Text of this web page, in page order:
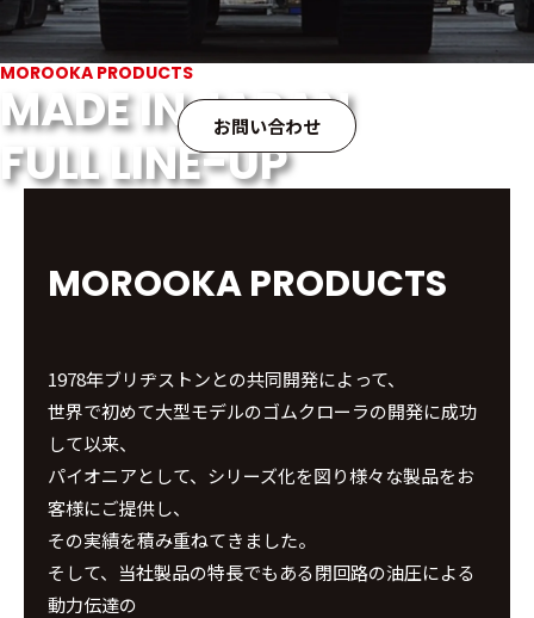
MOROOKA PRODUCTS
MADE IN JAPAN
FULL LINE-UP
お問い合わせ
MOROOKA PRODUCTS
1978年ブリヂストンとの共同開発によって、
世界で初めて大型モデルのゴムクローラの開発に成功
して以来、
パイオニアとして、シリーズ化を図り様々な製品をお
客様にご提供し、
その実績を積み重ねてきました。
そして、当社製品の特長でもある閉回路の油圧による
動力伝達の